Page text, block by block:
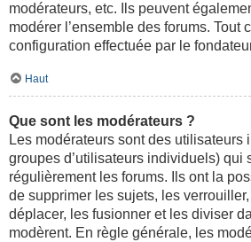
modérateurs, etc. Ils peuvent
modérer l’ensemble des forums. Tout
configuration effectuée par le
Haut
Que sont les modérateurs ?
Les modérateurs sont des utilisateurs
groupes d’utilisateurs individuels) qui
régulièrement les forums. Ils ont la
de supprimer les sujets, les
déplacer, les fusionner et les diviser
modèrent. En règle générale, les